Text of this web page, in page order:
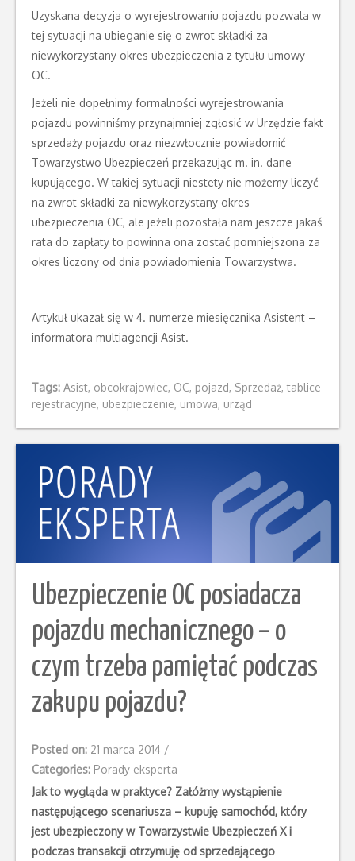
Uzyskana decyzja o wyrejestrowaniu pojazdu pozwala w
tej sytuacji na ubieganie się o zwrot składki za
niewykorzystany okres ubezpieczenia z tytułu umowy
OC.
Jeżeli nie dopełnimy formalności wyrejestrowania
pojazdu powinniśmy przynajmniej zgłosić w Urzędzie fakt
sprzedaży pojazdu oraz niezwłocznie powiadomić
Towarzystwo Ubezpieczeń przekazując m. in. dane
kupującego. W takiej sytuacji niestety nie możemy liczyć
na zwrot składki za niewykorzystany okres
ubezpieczenia OC, ale jeżeli pozostała nam jeszcze jakaś
rata do zapłaty to powinna ona zostać pomniejszona za
okres liczony od dnia powiadomienia Towarzystwa.
Artykuł ukazał się w 4. numerze miesięcznika Asistent –
informatora multiagencji Asist.
Tags: Asist, obcokrajowiec, OC, pojazd, Sprzedaż,tablice
rejestracyjne, ubezpieczenie, umowa, urząd
Ubezpieczenie OC posiadacza
pojazdu mechanicznego – o
czym trzeba pamiętać podczas
zakupu pojazdu?
Posted on: 21 marca 2014 /
Categories: Porady eksperta
Jak to wygląda w praktyce? Załóżmy wystąpienie
następującego scenariusza – kupuję samochód, który
jest ubezpieczony w Towarzystwie Ubezpieczeń X i
podczas transakcji otrzymuję od sprzedającego